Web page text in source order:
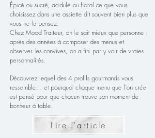
Épicé ou sucré, acidulé ou floral ce que vous
choisissez dans une assiette dit souvent bien plus que
vous ne le pensez.
Chez Mood Traiteur, on le sait mieux que personne :
après des années à composer des menus et
observer les convives, on a fini par y voir de vraies
personnalités.
Découvrez lequel des 4 profils gourmands vous
ressemble… et pourquoi chaque menu que l'on crée
est pensé pour que chacun trouve son moment de
bonheur à table.
Lire l'article